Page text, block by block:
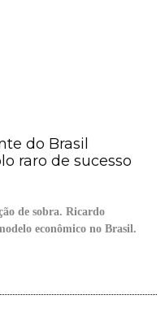
do Brasil
raro de sucesso
de sobra. Ricardo
econômico no Brasil.